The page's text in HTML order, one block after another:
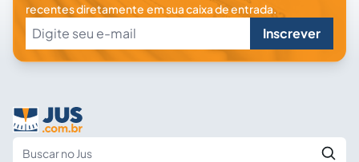
recentes diretamente em sua caixa de entrada.
Inscrever